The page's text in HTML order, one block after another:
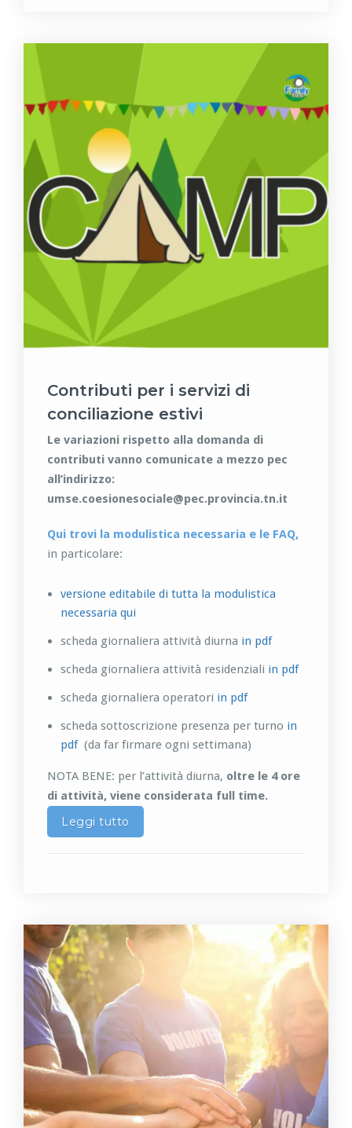
Contributi per i servizi di
conciliazione estivi
Le variazioni rispetto alla domanda di
contributi vanno comunicate a mezzo pec
all’indirizzo:
umse.coesionesociale@pec.provincia.tn.it
Qui trovi la modulistica necessaria e le FAQ,
in particolare:
versione editabile di tutta la modulistica
necessaria qui
scheda giornaliera attività diurna in pdf
scheda giornaliera attività residenziali in pdf
scheda giornaliera operatori in pdf
scheda sottoscrizione presenza per turno in
pdf (da far firmare ogni settimana)
NOTA BENE: per l’attività diurna, oltre le 4 ore
di attività, viene considerata full time.
Leggi tutto